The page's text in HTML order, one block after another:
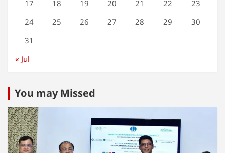
17 18 19 20 21 22
23
24
25 26 27 28 29
30
31
« Jul
You may Missed